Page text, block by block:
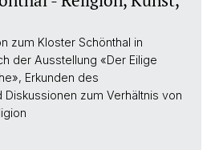
zum Kloster Schönthal in
der Ausstellung «Der Eilige
Erkunden des
Diskussionen zum Verhältnis von